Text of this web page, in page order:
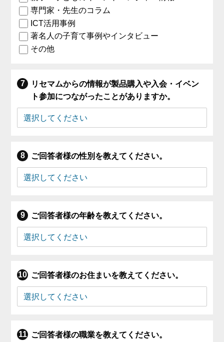
専門家・先生のコラム
ICT活用事例
著名人の子育て事例やインタビュー
その他
リセマムからの情報が製品購入や入会・イベン
ト参加につながったことがありますか。
ご回答者様の性別を教えてください。
ご回答者様の年齢を教えてください。
ご回答者様のお住まいを教えてください。
ご回答者様の職業を教えてください。